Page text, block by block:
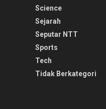
Science
Sejarah
Seputar NTT
Sports
Tech
Tidak Berkategori